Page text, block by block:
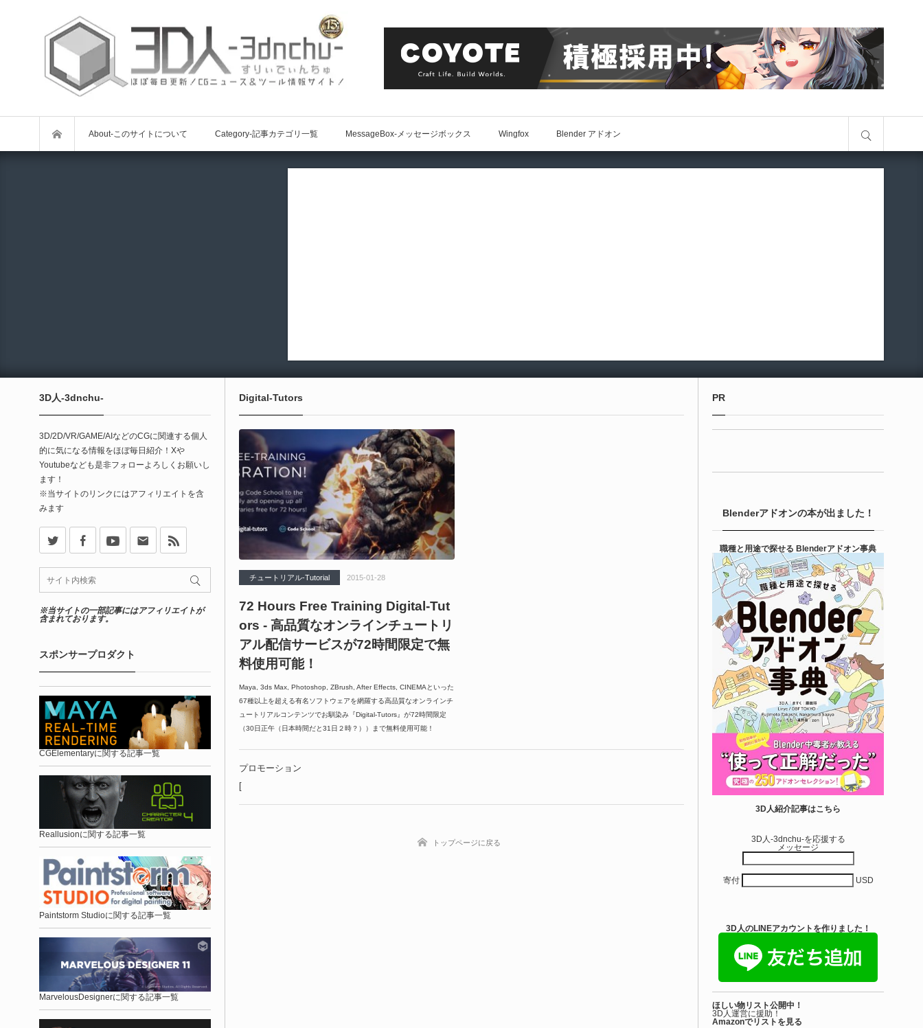
About-このサイトについて Category-記事カテゴリ一覧 MessageBox-メッセージボックス Wingfox Blender アドオン
Digital-Tutors
チュートリアル-Tutorial 2015-01-28
72 Hours Free Training Digital-Tut
ors - 高品質なオンラインチュートリ
アル配信サービスが72時間限定で無
料使用可能！
Maya, 3ds Max, Photoshop, ZBrush, After Effects, CINEMAといった
67種以上を超える有名ソフトウェアを網羅する高品質なオンラインチ
ュートリアルコンテンツでお馴染み『Digital-Tutors』が72時間限定
（30日正午（日本時間だと31日２時？））まで無料使用可能！
プロモーション
[
トップページに戻る
3D人-3dnchu-
3D/2D/VR/GAME/AIなどのCGに関連する個人
的に気になる情報をほぼ毎日紹介！Xや
Youtubeなども是非フォローよろしくお願いし
ます！
※当サイトのリンクにはアフィリエイトを含
みます
※当サイトの一部記事にはアフィリエイトが
含まれております。
スポンサープロダクト
CGElementaryに関する記事一覧
Reallusionに関する記事一覧
Paintstorm Studioに関する記事一覧
MarvelousDesignerに関する記事一覧
PR
Blenderアドオンの本が出ました！
職種と用途で探せる Blenderアドオン事典
3D人紹介記事はこちら
3D人-3dnchu-を応援する
メッセージ
寄付 USD
3D人のLINEアカウントを作りました！
ほしい物リスト公開中！
3D人運営に援助！
Amazonでリストを見る